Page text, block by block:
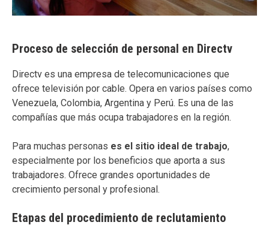
Proceso de selección de personal en Directv
Directv es una empresa de telecomunicaciones que
ofrece televisión por cable. Opera en varios países como
Venezuela, Colombia, Argentina y Perú. Es una de las
compañías que más ocupa trabajadores en la región.
Para muchas personas es el sitio ideal de trabajo,
especialmente por los beneficios que aporta a sus
trabajadores. Ofrece grandes oportunidades de
crecimiento personal y profesional.
Etapas del procedimiento de reclutamiento